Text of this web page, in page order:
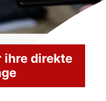
ihre direkte